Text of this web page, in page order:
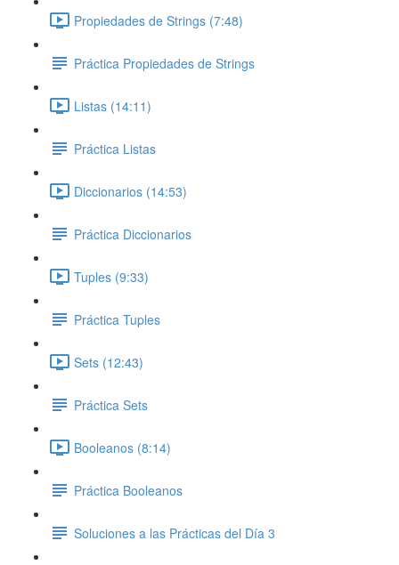
Propiedades de Strings (7:48)
Práctica Propiedades de Strings
Listas (14:11)
Práctica Listas
Diccionarios (14:53)
Práctica Diccionarios
Tuples (9:33)
Práctica Tuples
Sets (12:43)
Práctica Sets
Booleanos (8:14)
Práctica Booleanos
Soluciones a las Prácticas del Día 3